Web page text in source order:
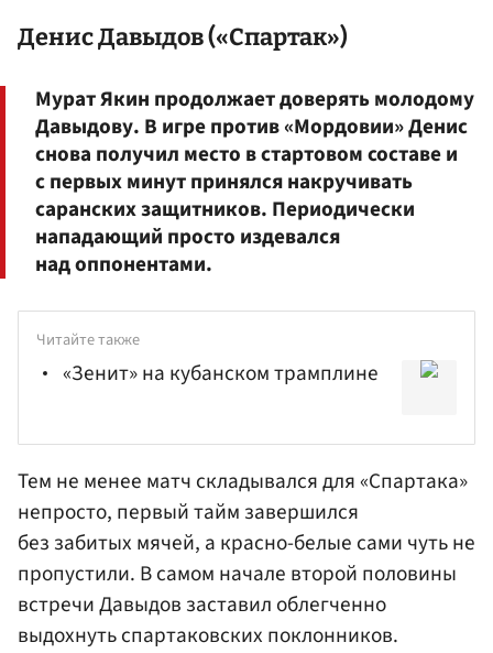
Денис Давыдов(«Спартак»)
Мурат Якин продолжает доверять молодому
Давыдову. В игре против «Мордовии» Денис
снова получил место в стартовом составе и
с первых минут принялся накручивать
саранских защитников. Периодически
нападающий просто издевался
над оппонентами.
Читайте также
«Зенит» на кубанском трамплине
Тем не менее матч складывался для«Спартака»
непросто, первый тайм завершился
без забитых мячей, а красно-белые сами чуть не
пропустили. В самом начале второй половины
встречи Давыдов заставил облегченно
выдохнуть спартаковских поклонников.